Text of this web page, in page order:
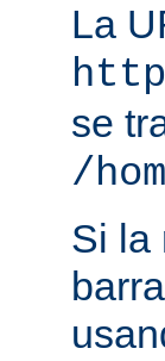
La
se
/
Si la